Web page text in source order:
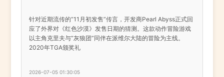
针对近期流传的“11月初发售”传言，开发商Pearl Abyss正式回
应了外界对《红色沙漠》发售日期的猜测。这款动作冒险游戏
以主角克里夫与“灰狼团”同伴在派维尔大陆的冒险为主线。
2020年TGA颁奖礼
2026-07-05 01:30:05